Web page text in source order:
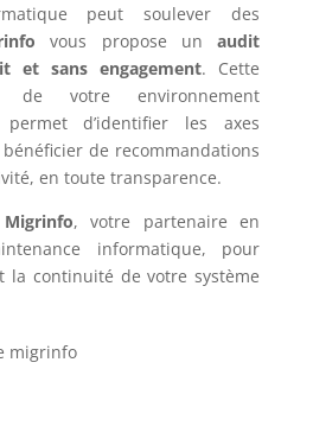
peut soulever des
vous propose unaudit
et sans engagement. Cette
de votre environnement
d’identifier les axes
de recommandations
en toute transparence.
Migrinfo, votre partenaire en
informatique, pour
la continuité de votre système